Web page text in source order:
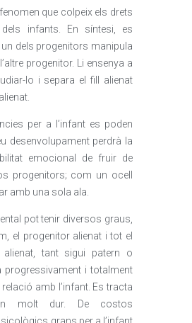
que colpeix els drets
infants. En síntesi, es
dels progenitors manipula
progenitor. Li ensenya a
lo i separa el fill alienat
per a l’infant es poden
desenvolupament perdrà la
emocional de fruir de
progenitors; com un ocell
amb una sola ala.
pot tenir diversos graus,
el progenitor alienat i tot el
alienat, tant sigui patern o
progressivament i totalment
amb l’infant. Es tracta
molt dur. De costos